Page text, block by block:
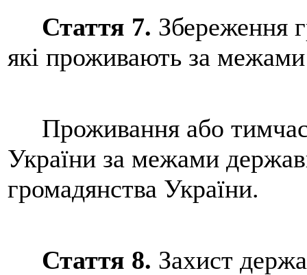
Стаття 7. Збереження
які проживають за
Проживання або
України за межами
громадянства України.
Стаття 8. Захист